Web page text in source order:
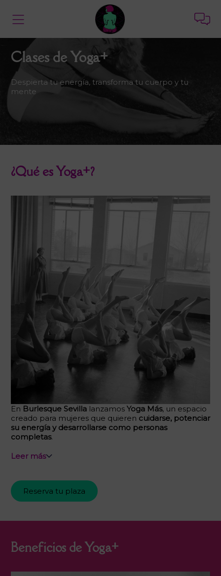
Clases de Yoga+
Despierta tu energía, transforma tu cuerpo y tu
mente
¿Qué es Yoga+?
En Burlesque Sevilla lanzamos Yoga Más, un espacio
creado para mujeres que quieren cuidarse, potenciar
su energía y desarrollarse como personas
completas.
Leer más
Reserva tu plaza
Beneficios de Yoga+